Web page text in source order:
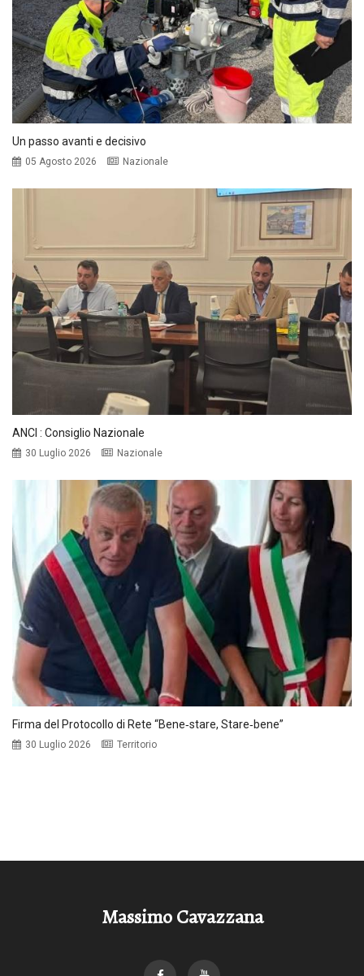
Un passo avanti e decisivo
05 Agosto 2026 Nazionale
ANCI : Consiglio Nazionale
30 Luglio 2026 Nazionale
Firma del Protocollo di Rete “Bene‑stare, Stare‑bene”
30 Luglio 2026 Territorio
Massimo Cavazzana